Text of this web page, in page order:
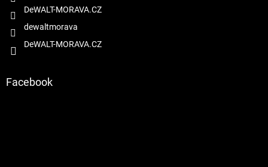
DeWALT-MORAVA.CZ
dewaltmorava
DeWALT-MORAVA.CZ
Facebook